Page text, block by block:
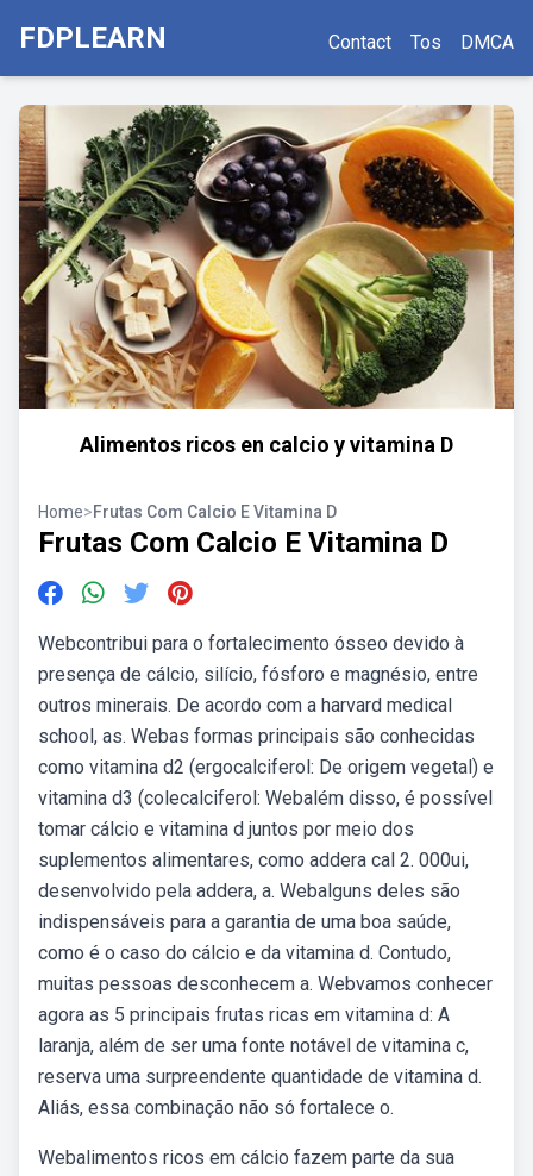
FDPLEARN Contact Tos DMCA
Alimentos ricos en calcio y vitamina D
Home>Frutas Com Calcio E Vitamina D
Frutas Com Calcio E Vitamina D
Webcontribui para o fortalecimento ósseo devido à
presença de cálcio, silício, fósforo e magnésio, entre
outros minerais. De acordo com a harvard medical
school, as. Webas formas principais são conhecidas
como vitamina d2 (ergocalciferol: De origem vegetal) e
vitamina d3 (colecalciferol: Webalém disso, é possível
tomar cálcio e vitamina d juntos por meio dos
suplementos alimentares, como addera cal 2. 000ui,
desenvolvido pela addera, a. Webalguns deles são
indispensáveis para a garantia de uma boa saúde,
como é o caso do cálcio e da vitamina d. Contudo,
muitas pessoas desconhecem a. Webvamos conhecer
agora as 5 principais frutas ricas em vitamina d: A
laranja, além de ser uma fonte notável de vitamina c,
reserva uma surpreendente quantidade de vitamina d.
Aliás, essa combinação não só fortalece o.
Webalimentos ricos em cálcio fazem parte da sua